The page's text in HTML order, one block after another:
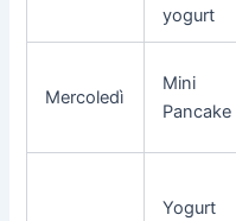
yogurt
Mercoledì
Mini
Pancake
Yogurt